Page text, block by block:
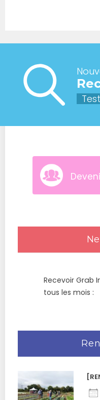
Recevoir Grab
tous les mois :